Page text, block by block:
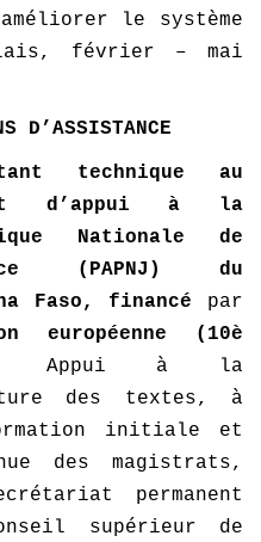
le système
février – mai
D’ASSISTANCE
technique au
d’appui à la
Nationale de
(PAPNJ) du
Faso, financé par
européenne (10è
Appui à la
des textes, à
initiale et
des magistrats,
permanent
supérieur de